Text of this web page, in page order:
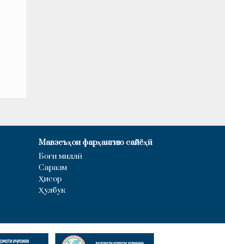
Мавзеъҳои фарҳангию сайёҳӣ
Боғи миллӣ
Саразм
Ҳисор
Ҳулбук